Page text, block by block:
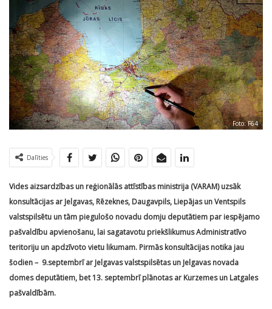
Foto: F64
Dalīties
Vides aizsardzības un reģionālās attīstības ministrija (VARAM) uzsāk
konsultācijas ar Jelgavas, Rēzeknes, Daugavpils, Liepājas un Ventspils
valstspilsētu un tām piegulošo novadu domju deputātiem par iespējamo
pašvaldību apvienošanu, lai sagatavotu priekšlikumus Administratīvo
teritoriju un apdzīvoto vietu likumam. Pirmās konsultācijas notika jau
šodien – 9.septembrī ar Jelgavas valstspilsētas un Jelgavas novada
domes deputātiem, bet 13. septembrī plānotas ar Kurzemes un Latgales
pašvaldībām.